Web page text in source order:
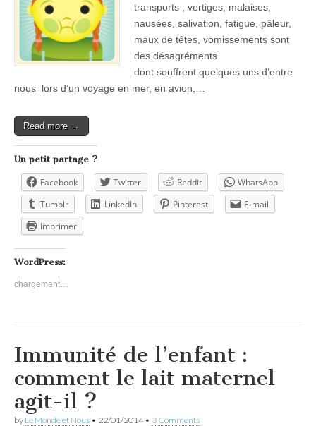
transports ; vertiges, malaises,
nausées, salivation, fatigue, pâleur,
maux de têtes, vomissements sont
des désagréments
dont souffrent quelques uns d’entre
nous lors d’un voyage en mer, en avion,…
Read more →
Un petit partage ?
Facebook Twitter Reddit
WhatsApp
Tumblr
LinkedIn Pinterest
E-mail
Imprimer
WordPress:
chargement…
Immunité de l’enfant :
comment le lait maternel
agit-il ?
by Le Monde et Nous • 22/01/2014• 3 Comments